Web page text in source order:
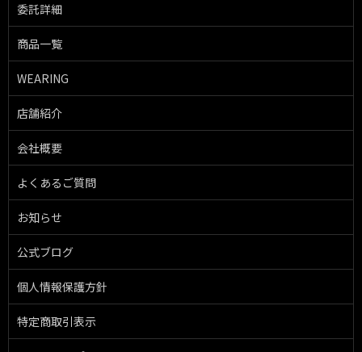
委託詳細
商品一覧
WEARING
店舗紹介
会社概要
よくあるご質問
お知らせ
公式ブログ
個人情報保護方針
特定商取引表示